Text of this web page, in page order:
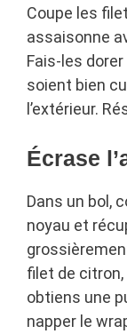
Coupe les
assaisonne
Fais-les dorer
soient bien
l’extérieur.
Écrase
Dans un bol,
noyau et
filet de citron,
obtiens une
napper le